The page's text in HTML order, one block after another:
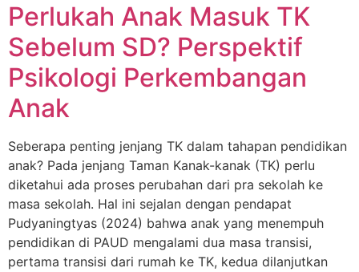
Perlukah Anak Masuk TK
Sebelum SD? Perspektif
Psikologi Perkembangan
Anak
Seberapa penting jenjang TK dalam tahapan pendidikan
anak? Pada jenjang Taman Kanak-kanak (TK) perlu
diketahui ada proses perubahan dari pra sekolah ke
masa sekolah. Hal ini sejalan dengan pendapat
Pudyaningtyas (2024) bahwa anak yang menempuh
pendidikan di PAUD mengalami dua masa transisi,
pertama transisi dari rumah ke TK, kedua dilanjutkan